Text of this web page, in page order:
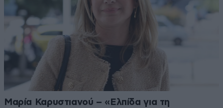
Μαρία Καρυστιανού – «Ελπίδα για τη